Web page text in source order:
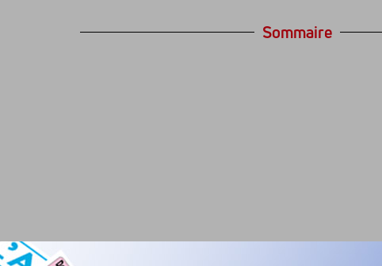
Sommaire